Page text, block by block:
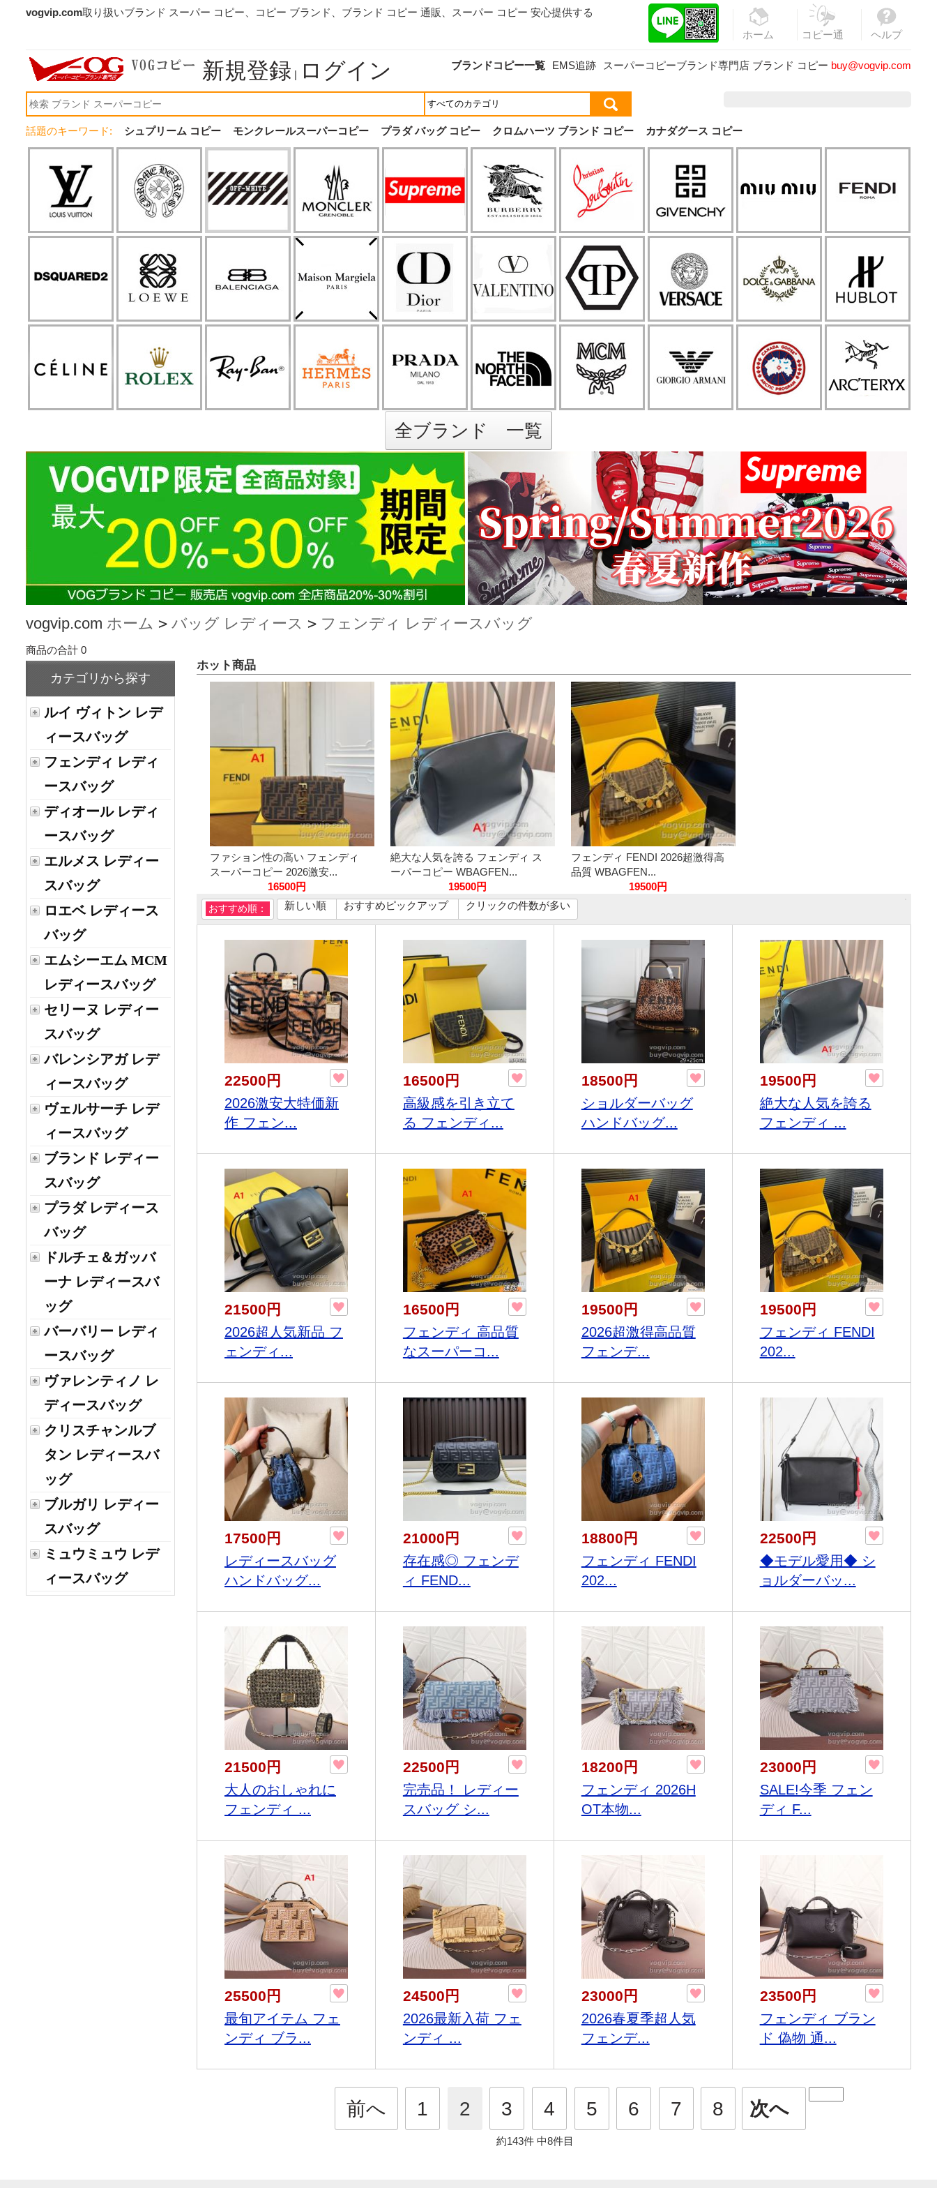
vogvip.com取り扱いブランド スーパー コピー、コピー ブランド、 ブランド コピー 通販
、スーパー コピー 安心提供する
ホーム
コピー通
ヘルプ
新規登録 | ログイン ブランドコピー一覧 EMS追跡 スーパーコピーブランド専門店 ブランド コピー buy@vogvip.com
話題のキーワード: シュプリーム コピー モンクレールスーパーコピー プラダ バッグ コピー クロムハーツ ブランド コピー カナダグース コピー
全ブランド 一覧
vogvip.com ホーム > バッグ レディース > フェンディ レディースバッグ
商品の合計 0
カテゴリから探す
ルイ ヴィトン レデ
ィースバッグ
フェンディ レディ
ースバッグ
ディオール レディ
ースバッグ
エルメス レディー
スバッグ
ロエベ レディース
バッグ
エムシーエム MCM
レディースバッグ
セリーヌ レディー
スバッグ
バレンシアガ レデ
ィースバッグ
ヴェルサーチ レデ
ィースバッグ
ブランド レディー
スバッグ
プラダ レディース
バッグ
ドルチェ＆ガッバ
ーナ レディースバ
ッグ
バーバリー レディ
ースバッグ
ヴァレンティノ レ
ディースバッグ
クリスチャンルブ
タン レディースバ
ッグ
ブルガリ レディー
スバッグ
ミュウミュウ レデ
ィースバッグ
ホット商品
ファション性の高い フェンディ
スーパーコピー 2026激安...
16500円
絶大な人気を誇る フェンディ ス
ーパーコピー WBAGFEN...
19500円
フェンディ FENDI 2026超激得高
品質 WBAGFEN...
19500円
おすすめ順： 新しい順 おすすめピックアップ クリックの件数が多い
22500円
2026激安大特価新
作 フェン...
16500円
高級感を引き立て
る フェンディ...
18500円
ショルダーバッグ
ハンドバッグ...
19500円
絶大な人気を誇る
フェンディ ...
21500円
2026超人気新品 フ
ェンディ...
16500円
フェンディ 高品質
なスーパーコ...
19500円
2026超激得高品質
フェンデ...
19500円
フェンディ FENDI
202...
17500円
レディースバッグ
ハンドバッグ...
21000円
存在感◎ フェンデ
ィ FEND...
18800円
フェンディ FENDI
202...
22500円
◆モデル愛用◆ シ
ョルダーバッ...
21500円
大人のおしゃれに
フェンディ ...
22500円
完売品！ レディー
スバッグ シ...
18200円
フェンディ 2026H
OT本物...
23000円
SALE!今季 フェン
ディ F...
25500円
最旬アイテム フェ
ンディ ブラ...
24500円
2026最新入荷 フェ
ンディ ...
23000円
2026春夏季超人気
フェンデ...
23500円
フェンディ ブラン
ド 偽物 通...
次へ
前へ 1 2 3 4 5 6 7 8
約143件 中8件目